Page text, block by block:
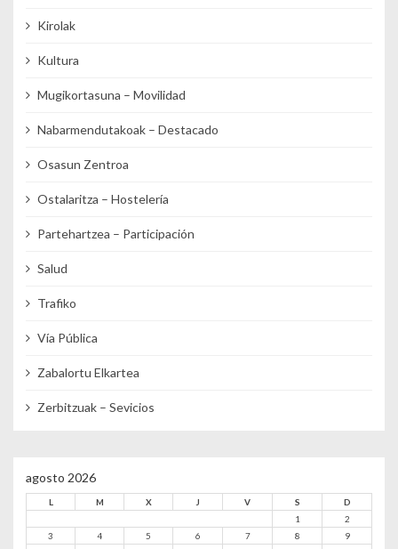
Kirolak
Kultura
Mugikortasuna – Movilidad
Nabarmendutakoak – Destacado
Osasun Zentroa
Ostalaritza – Hostelería
Partehartzea – Participación
Salud
Trafiko
Vía Pública
Zabalortu Elkartea
Zerbitzuak – Sevicios
agosto 2026
L M X J V S
D
1
2
3
4 5 6 7 8
9